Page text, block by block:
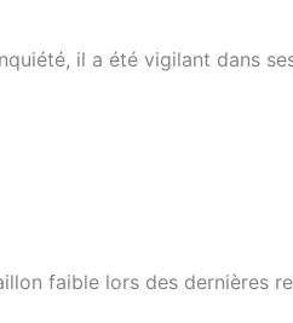
il a été vigilant dans
faible lors des dernières